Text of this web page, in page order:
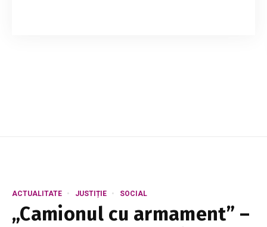
ACTUALITATE JUSTIȚIE SOCIAL
„Camionul cu armament” –